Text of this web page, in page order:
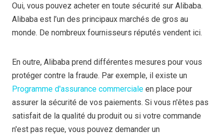
Oui, vous pouvez acheter en toute sécurité sur Alibaba.
Alibaba est l’un des principaux marchés de gros au
monde. De nombreux fournisseurs réputés vendent ici.
En outre, Alibaba prend différentes mesures pour vous
protéger contre la fraude. Par exemple, il existe un
Programme d'assurance commerciale en place pour
assurer la sécurité de vos paiements. Si vous n'êtes pas
satisfait de la qualité du produit ou si votre commande
n'est pas reçue, vous pouvez demander un